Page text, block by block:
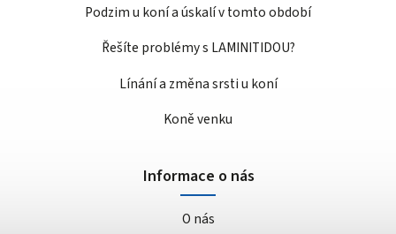
Podzim u koní a úskalí v tomto období
Řešíte problémy s LAMINITIDOU?
Línání a změna srsti u koní
Koně venku
Informace o nás
O nás